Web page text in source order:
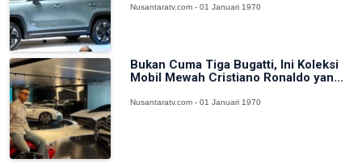
Nusantaratv.com - 01 Januari 1970
Bukan Cuma Tiga Bugatti, Ini Koleksi
Mobil Mewah Cristiano Ronaldo yan...
Nusantaratv.com - 01 Januari 1970